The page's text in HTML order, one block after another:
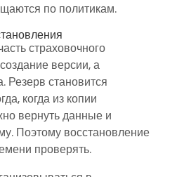
по политикам.
страховочного
версии, а
Резерв становится
когда из копии
вернуть данные и
Поэтому восстановление
проверять.